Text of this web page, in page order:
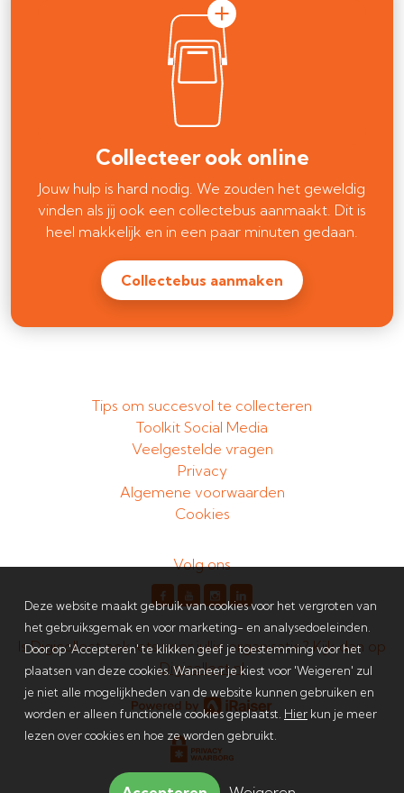
Collecteer ook online
Jouw hulp is hard nodig. We zouden het geweldig
vinden als jij ook een collectebus aanmaakt. Dit is
heel makkelijk en in een paar minuten gedaan.
Collectebus aanmaken
Tips om succesvol te collecteren
Toolkit Social Media
Veelgestelde vragen
Privacy
Algemene voorwaarden
Cookies
Volg ons
Is Digicollect ook iets voor jullie organisatie? Kijk dan op
Digicollect.nl
Deze website maakt gebruik van cookies voor het vergroten van
het gebruiksgemak en voor marketing- en analysedoeleinden.
Door op 'Accepteren' te klikken geef je toestemming voor het
plaatsen van deze cookies. Wanneer je kiest voor 'Weigeren' zul
je niet alle mogelijkheden van de website kunnen gebruiken en
worden er alleen functionele cookies geplaatst. Hier kun je meer
lezen over cookies en hoe ze worden gebruikt.